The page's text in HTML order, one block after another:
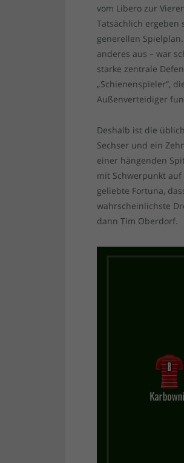
vom Libero zur
Tatsächlich ergeben
generellen
anderes aus – war
starke zentrale
„Schienenspieler“,
Außenverteidiger
Deshalb ist die
Sechser und ein
einer hängenden
mit Schwerpunkt
geliebte Fortuna,
wahrscheinlichste
dann Tim Oberdorf.